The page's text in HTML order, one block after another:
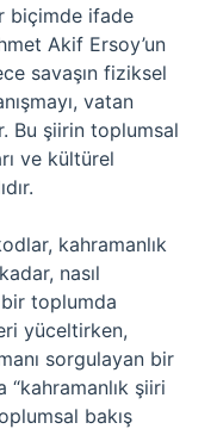
biçimde ifade
Akif Ersoy’un
savaşın fiziksel
vatan
Bu şiirin toplumsal
ve kültürel
kahramanlık
nasıl
toplumda
yüceltirken,
sorgulayan bir
şiiri
bakış